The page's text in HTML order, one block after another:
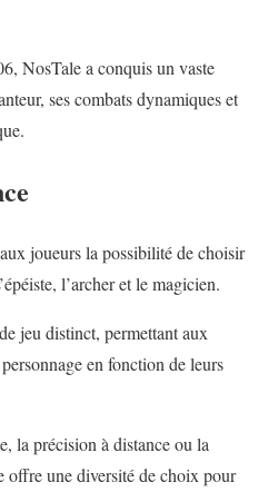
NosTale a conquis un vaste
ses combats dynamiques et
joueurs la possibilité de choisir
l’archer et le magicien.
jeu distinct, permettant aux
en fonction de leurs
la précision à distance ou la
offre une diversité de choix pour